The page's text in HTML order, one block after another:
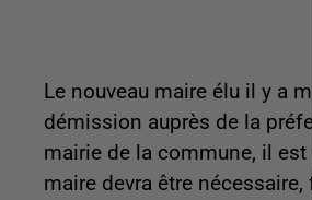
Le nouveau maire élu il y a
démission auprès de la
mairie de la commune, il
maire devra être